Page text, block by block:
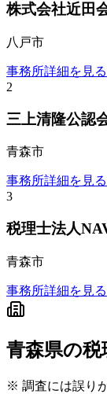
株式会社近田
八戸市
事務所詳細を見る
2
三上清隆公認
青森市
事務所詳細を見る
3
税理士法人
青森市
事務所詳細を見る
青森県の税
※ 調査には誤り